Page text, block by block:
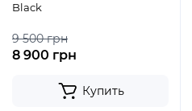
Black
9 500 грн
8 900 грн
Купить